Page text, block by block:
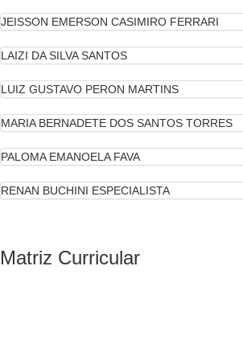
JEISSON EMERSON CASIMIRO FERRARI
LAIZI DA SILVA SANTOS
LUIZ GUSTAVO PERON MARTINS
MARIA BERNADETE DOS SANTOS TORRES
PALOMA EMANOELA FAVA
RENAN BUCHINI ESPECIALISTA
Matriz Curricular